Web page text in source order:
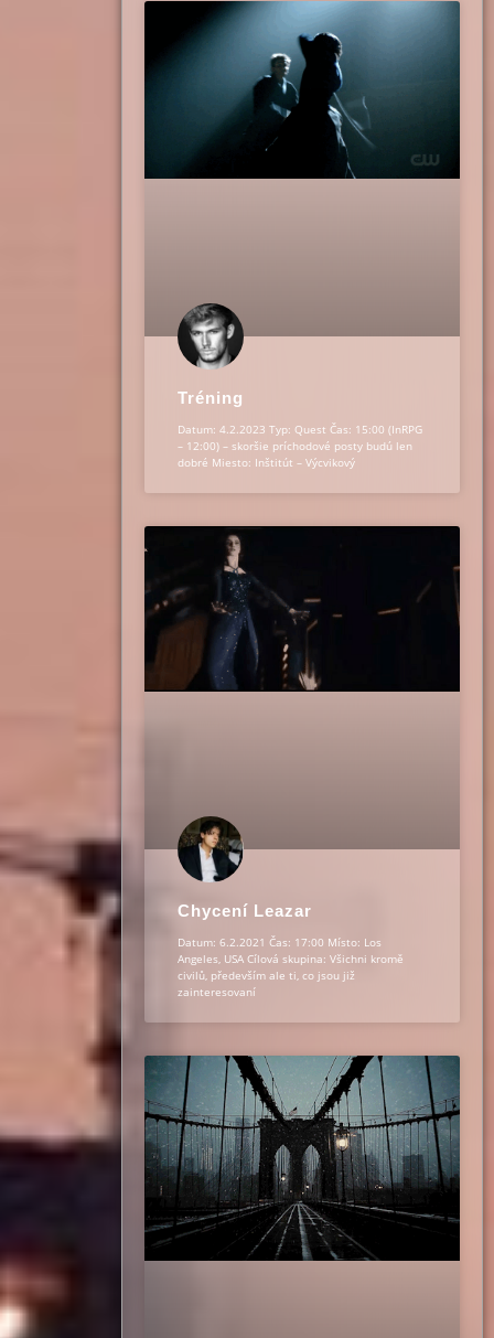
Tréning
Datum: 4.2.2023 Typ: Quest Čas: 15:00 (InRPG
– 12:00) – skoršie príchodové posty budú len
dobré Miesto: Inštitút – Výcvikový
Chycení Leazar
Datum: 6.2.2021 Čas: 17:00 Místo: Los
Angeles, USA Cílová skupina: Všichni kromě
civilů, především ale ti, co jsou již
zainteresovaní